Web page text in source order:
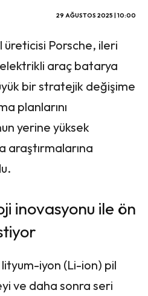
29 AĞUSTOS 2025 | 10:00
Porsche, ileri
araç batarya
bir stratejik değişime
planlarını
yerine yüksek
araştırmalarına
inovasyonu ile ön
iyon (Li-ion) pil
ve daha sonra seri